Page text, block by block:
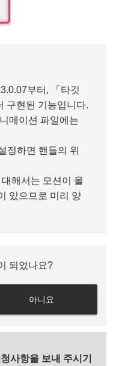
부터, 「타깃
구현된 기능입니다.
메이션 파일에는
정하면 핸들의 위
해서는 모션이 올
있으므로 미리 양
되었나요?
아니요
사항을 보내 주시기